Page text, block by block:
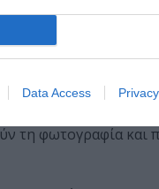
Data Access
μετεξέλιξη της
τη φωτογραφία και